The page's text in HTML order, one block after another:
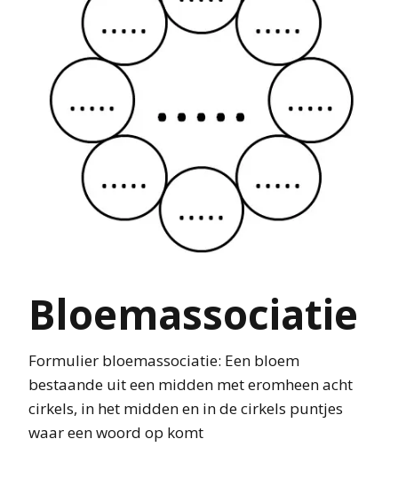
Bloemassociatie
Formulier bloemassociatie: Een bloem
bestaande uit een midden met eromheen acht
cirkels, in het midden en in de cirkels puntjes
waar een woord op komt